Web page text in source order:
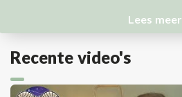
Lees meer
Recente video's